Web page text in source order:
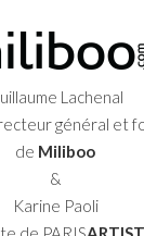
Lachenal
général et
de Miliboo
&
Karine Paoli